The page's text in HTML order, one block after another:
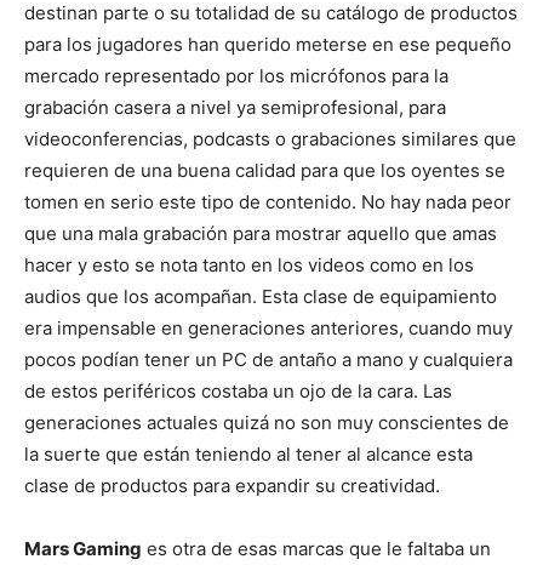
destinan parte o su totalidad de su catálogo de productos
para los jugadores han querido meterse en ese pequeño
mercado representado por los micrófonos para la
grabación casera a nivel ya semiprofesional, para
videoconferencias, podcasts o grabaciones similares que
requieren de una buena calidad para que los oyentes se
tomen en serio este tipo de contenido. No hay nada peor
que una mala grabación para mostrar aquello que amas
hacer y esto se nota tanto en los videos como en los
audios que los acompañan. Esta clase de equipamiento
era impensable en generaciones anteriores, cuando muy
pocos podían tener un PC de antaño a mano y cualquiera
de estos periféricos costaba un ojo de la cara. Las
generaciones actuales quizá no son muy conscientes de
la suerte que están teniendo al tener al alcance esta
clase de productos para expandir su creatividad.
Mars Gaming es otra de esas marcas que le faltaba un